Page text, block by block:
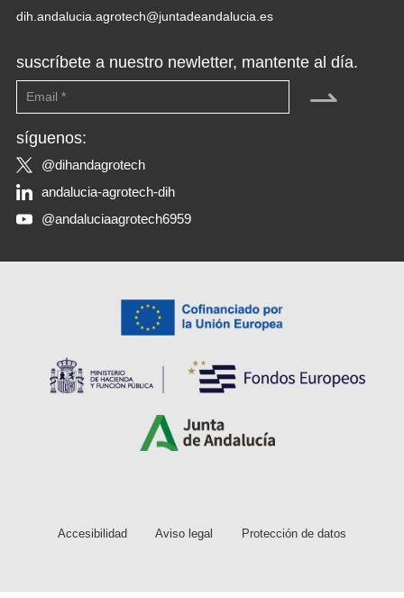
dih.andalucia.agrotech@juntadeandalucia.es
suscríbete a nuestro newletter, mantente al día.
⇀
síguenos:
@dihandagrotech
andalucia-agrotech-dih
@andaluciaagrotech6959
Accesibilidad Aviso legal Protección de datos